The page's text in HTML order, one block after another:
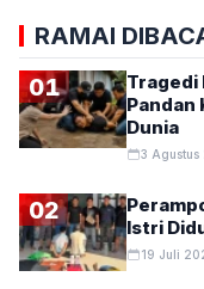
RAMAI
01
Tragedi
Pandan
Dunia
3 Agustus
02
Istri
19 Juli